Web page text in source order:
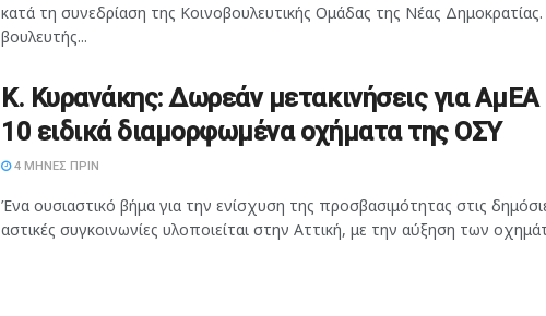
κατά τη συνεδρίαση της Κοινοβουλευτικής Ομάδας της Νέας
βουλευτής...
Κ. Κυρανάκης: Δωρεάν μετακινήσεις για ΑμΕΑ
10 ειδικά διαμορφωμένα οχήματα της ΟΣΥ
4 ΜΉΝΕΣ ΠΡΙΝ
Ένα ουσιαστικό βήμα για την ενίσχυση της προσβασιμότητας στις
αστικές συγκοινωνίες υλοποιείται στην Αττική, με την αύξηση των